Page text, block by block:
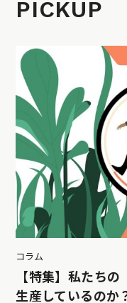
PICKUP
コラム
【特集】私たち
生産しているのか